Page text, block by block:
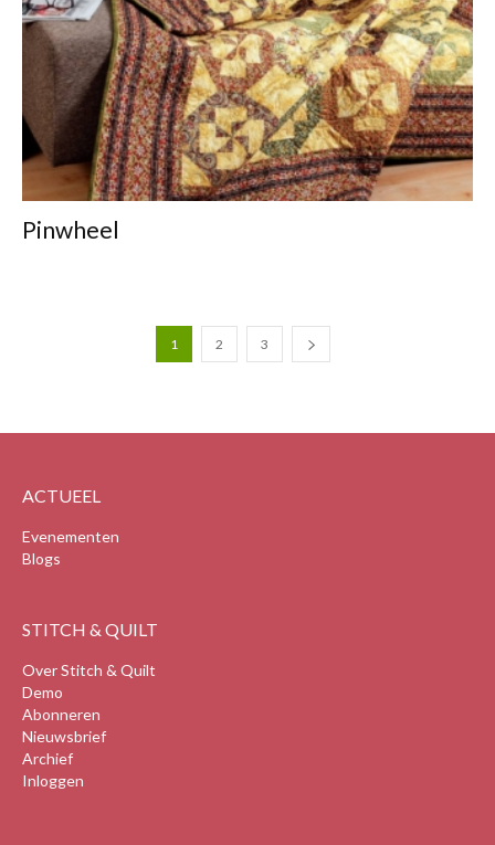
Pinwheel
1 2 3
ACTUEEL
Evenementen
Blogs
STITCH & QUILT
Over Stitch & Quilt
Demo
Abonneren
Nieuwsbrief
Archief
Inloggen